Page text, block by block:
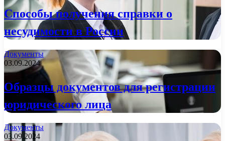
Способы получения справки о
несудимости в России
Документы
03.09.2024
Образцы документов для регистрации
юридического лица
Документы
03.09.2024